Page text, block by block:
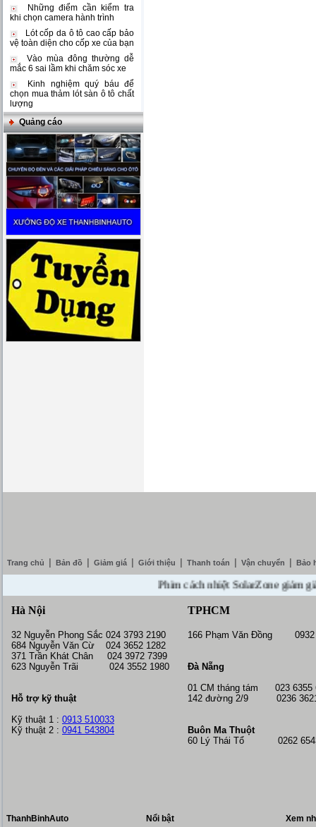
Những điểm cần kiểm tra
khi chọn camera hành trình
Lót cốp da ô tô cao cấp bảo
vệ toàn diện cho cốp xe của bạn
Vào mùa đông thường dễ
mắc 6 sai lầm khi chăm sóc xe
Kinh nghiệm quý báu để
chọn mua thảm lót sàn ô tô chất
lượng
Quảng cáo
Trang chủ Bản đồ Giảm giá Giới thiệu Thanh toán Vận chuyển Bảo
Phim cách nhiệt SolarZone giảm giá
Hà Nội
32 Nguyễn Phong Sắc 024 3793 2190
684 Nguyễn Văn Cừ 024 3652 1282
371 Trần Khát Chân 024 3972 7399
623 Nguyễn Trãi 024 3552 1980
Hỗ trợ kỹ thuật
Kỹ thuật 1 : 0913 510033
Kỹ thuật 2 : 0941 543804
TPHCM
166 Phạm Văn Đồng 0932
Đà Nẵng
01 CM tháng tám 023 6355
142 đường 2/9 0236
Buôn Ma Thuột
60 Lý Thái Tổ 0262
ThanhBinhAuto Nổi bật Xem